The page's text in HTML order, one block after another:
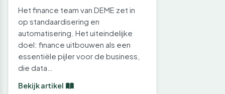
Het finance team van DEME zet in
op standaardisering en
automatisering. Het uiteindelijke
doel: finance uitbouwen als een
essentiële pijler voor de business,
die data…
Bekijk artikel